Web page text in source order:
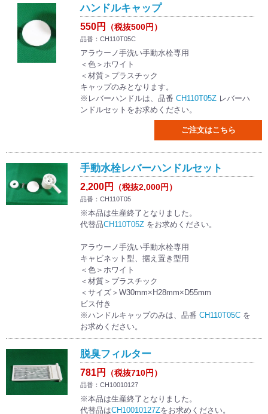
ハンドルキャップ
550円 （税抜500円）
品番：CH110T05C
アラウーノ手洗い手動水栓専用
＜色＞ホワイト
＜材質＞プラスチック
キャップのみとなります。
※レバーハンドルは、品番 CH110T05Zレバーハ
ンドルセットをお求めください。
ご注文はこちら
手動水栓レバーハンドルセット
2,200円 （税抜2,000円）
品番：CH110T05
※本品は生産終了となりました。
代替品CH110T05Zをお求めください。
アラウーノ手洗い手動水栓専用
キャビネット型、据え置き型用
＜色＞ホワイト
＜材質＞プラスチック
＜サイズ＞W30mm×H28mm×D55mm
ビス付き
※ハンドルキャップのみは、品番 CH110T05Cを
お求めください。
脱臭フィルター
781円 （税抜710円）
品番：CH10010127
※本品は生産終了となりました。
代替品はCH10010127Zをお求めください。